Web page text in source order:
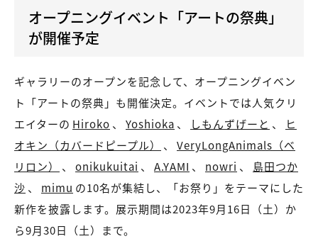
オープニングイベント「アートの祭典」
が開催予定
ギャラリーのオープンを記念して、オープニングイベン
ト「アートの祭典」も開催決定。イベントでは人気クリ
エイターの Hiroko 、 Yoshioka 、 しもんずげーと 、
ヒ
オキン（カバードピープル）
、
VeryLongAnimals（ベ
リロン）
、 onikukuitai 、 A.YAMI 、 nowri 、
島田つか
沙 、 mimu の10名が集結し、「お祭り」をテーマにした
新作を披露します。展示期間は2023年9月16日（土）か
ら9月30日（土）まで。